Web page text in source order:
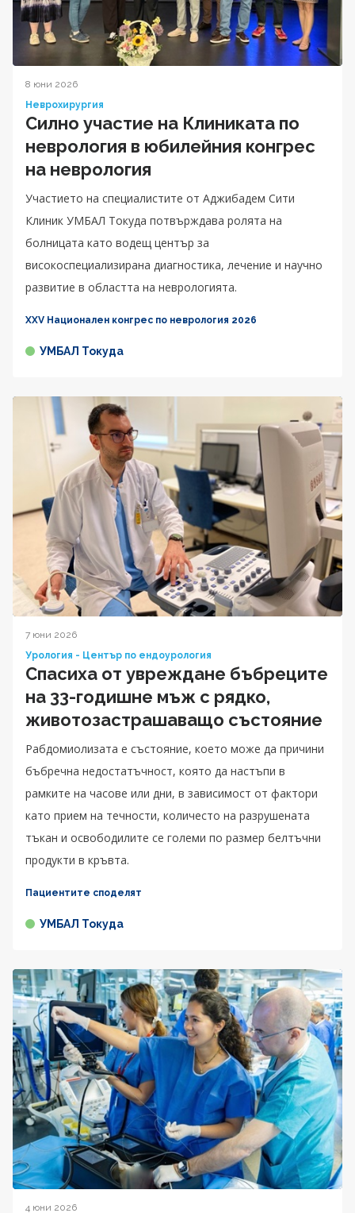
8 юни 2026
Неврохирургия
Силно участие на Клиниката по
неврология в юбилейния конгрес
на неврология
Участието на специалистите от Аджибадем Сити
Клиник УМБАЛ Токуда потвърждава ролята на
болницата като водещ център за
високоспециализирана диагностика, лечение и научно
развитие в областта на неврологията.
XXV Национален конгрес по неврология 2026
УМБАЛ Токуда
7 юни 2026
Урология - Център по ендоурология
Спасиха от увреждане бъбреците
на 33-годишне мъж с рядко,
животозастрашаващо състояние
Рабдомиолизата е състояние, което може да причини
бъбречна недостатъчност, която да настъпи в
рамките на часове или дни, в зависимост от фактори
като прием на течности, количесто на разрушената
тъкан и освободилите се големи по размер белтъчни
продукти в кръвта.
Пациентите споделят
УМБАЛ Токуда
4 юни 2026